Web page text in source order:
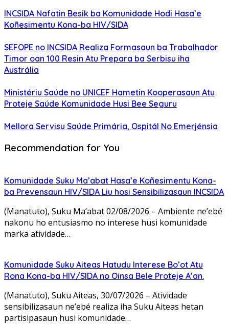
INCSIDA Nafatin Besik ba Komunidade Hodi Hasa’e
Koñesimentu Kona-ba HIV/SIDA
SEFOPE no INCSIDA Realiza Formasaun ba Trabalhador
Timor oan 100 Resin Atu Prepara ba Serbisu iha
Austrália
Ministériu Saúde no UNICEF Hametin Kooperasaun Atu
Proteje Saúde Komunidade Husi Bee Seguru
Mellora Servisu Saúde Primária, Ospitál No Emerjénsia
Recommendation for You
Komunidade Suku Ma’abat Hasa’e Koñesimentu Kona-
ba Prevensaun HIV/SIDA Liu hosi Sensibilizasaun INCSIDA
(Manatuto), Suku Ma’abat 02/08/2026 – Ambiente ne’ebé
nakonu ho entusiasmo no interese husi komunidade
marka atividade…
Komunidade Suku Aiteas Hatudu Interese Bo’ot Atu
Rona Kona-ba HIV/SIDA no Oinsa Bele Proteje A’an.
(Manatuto), Suku Aiteas, 30/07/2026 – Atividade
sensibilizasaun ne’ebé realiza iha Suku Aiteas hetan
partisipasaun husi komunidade…